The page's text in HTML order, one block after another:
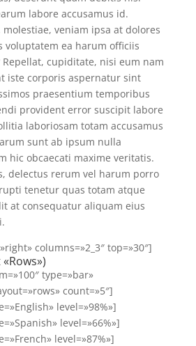
labore accusamus id.
veniam ipsa at dolores
voluptatem ea harum officiis
cupiditate, nisi eum nam
iste corporis aspernatur sint
praesentium temporibus
provident error suscipit labore
laboriosam totam accusamus
sunt ab ipsum nulla
hic obcaecati maxime veritatis.
delectus rerum vel harum porro
tenetur quas totam atque
at consequatur aliquam eius
columns=»2_3″ top=»30″]
type=»bar»
count=»5″]
level=»98%»]
level=»66%»]
level=»87%»]